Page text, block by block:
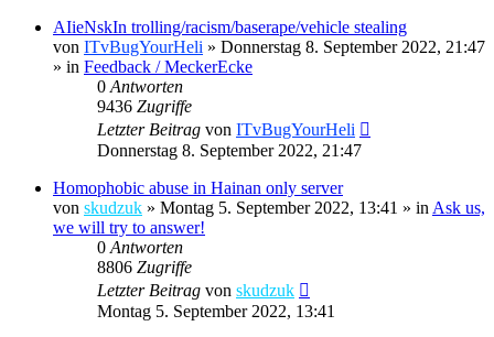
AIieNskIn trolling/racism/baserape/vehicle stealing
von ITvBugYourHeli » Donnerstag 8. September 2022, 21:47
» in Feedback / MeckerEcke
0 Antworten
9436 Zugriffe
Letzter Beitrag von ITvBugYourHeli
Donnerstag 8. September 2022, 21:47
Homophobic abuse in Hainan only server
von skudzuk » Montag 5. September 2022, 13:41 » in Ask us,
we will try to answer!
0 Antworten
8806 Zugriffe
Letzter Beitrag von skudzuk
Montag 5. September 2022, 13:41